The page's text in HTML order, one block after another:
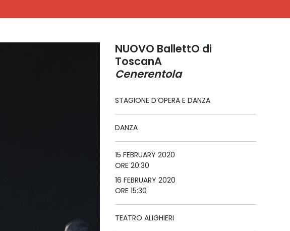
NUOVO BallettO di
ToscanA
Cenerentola
STAGIONE D’OPERA E DANZA
DANZA
15 FEBRUARY 2020
ORE 20:30
16 FEBRUARY 2020
ORE 15:30
TEATRO ALIGHIERI